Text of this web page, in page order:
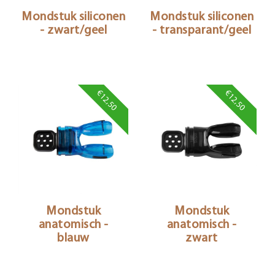
Mondstuk siliconen
- zwart/geel
Mondstuk siliconen
- transparant/geel
€12,50
Mondstuk
anatomisch -
blauw
€12,50
Mondstuk
anatomisch -
zwart